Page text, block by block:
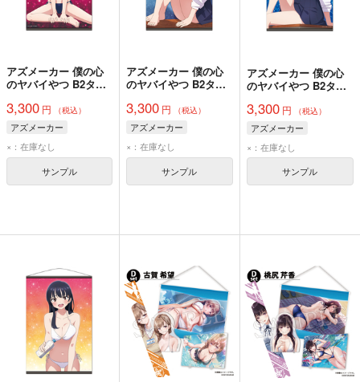
アズメーカー 僕の心
のヤバイやつ B2タペ
3,300 円 （税込）
アズメーカー
×：在庫なし
サンプル
アズメーカー 僕の心
のヤバイやつ B2タペ
3,300 円 （税込）
アズメーカー
×：在庫なし
サンプル
アズメーカー 僕の心
のヤバイやつ B2タペ
3,300円 （税込）
アズメーカー
×：在庫なし
サンプル